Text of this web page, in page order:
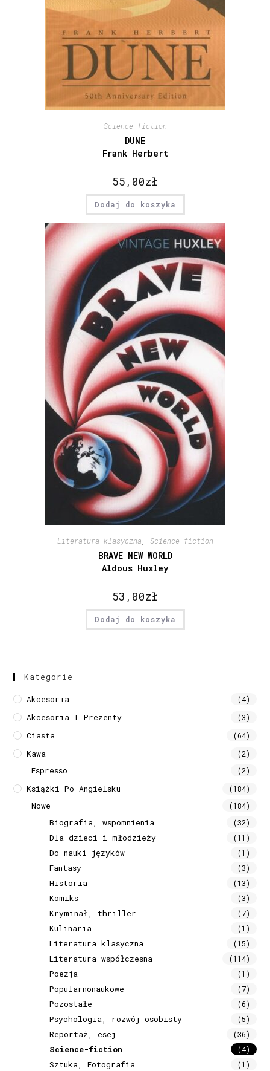
Science-fiction
DUNE
Frank Herbert
55,00zł
Dodaj do koszyka
Literatura klasyczna Science-fiction
BRAVE NEW WORLD
Aldous Huxley
53,00zł
Dodaj do koszyka
Kategorie
Akcesoria (4)
Akcesoria I Prezenty (3)
Ciasta (64)
Kawa (2)
Espresso (2)
Książki Po Angielsku (184)
Nowe (184)
Biografia, wspomnienia (32)
Dla dzieci i młodzieży (11)
Do nauki języków (1)
Fantasy (3)
Historia (13)
Komiks (3)
Kryminał, thriller (7)
Kulinaria (1)
Literatura klasyczna (15)
Literatura współczesna (114)
Poezja (1)
Popularnonaukowe (7)
Pozostałe (6)
Psychologia, rozwój osobisty (5)
Reportaż, esej (36)
Science-fiction (4)
Sztuka, Fotografia (1)